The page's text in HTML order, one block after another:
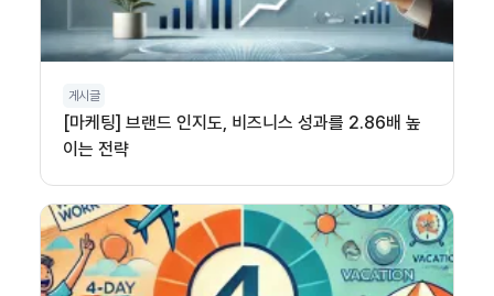
게시글
[마케팅] 브랜드 인지도, 비즈니스 성과를 2.86배 높
이는 전략